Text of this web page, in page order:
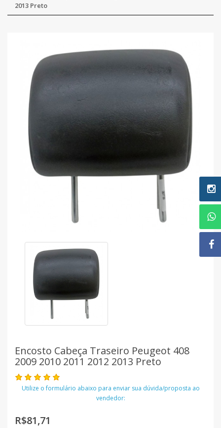
2013 Preto
Encosto Cabeça Traseiro Peugeot 408
2009 2010 2011 2012 2013 Preto
Utilize o formulário abaixo para enviar sua dúvida/proposta ao
vendedor:
R$81,71